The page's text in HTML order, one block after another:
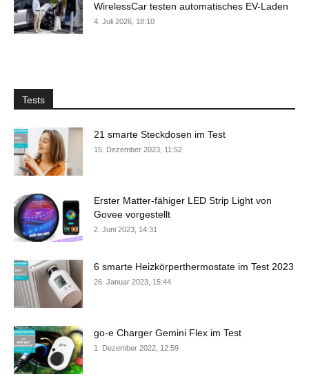
WirelessCar testen automatisches EV-Laden
4. Juli 2026, 18:10
Tests
21 smarte Steckdosen im Test
15. Dezember 2023, 11:52
Erster Matter-fähiger LED Strip Light von
Govee vorgestellt
2. Juni 2023, 14:31
6 smarte Heizkörperthermostate im Test 2023
26. Januar 2023, 15:44
go-e Charger Gemini Flex im Test
1. Dezember 2022, 12:59